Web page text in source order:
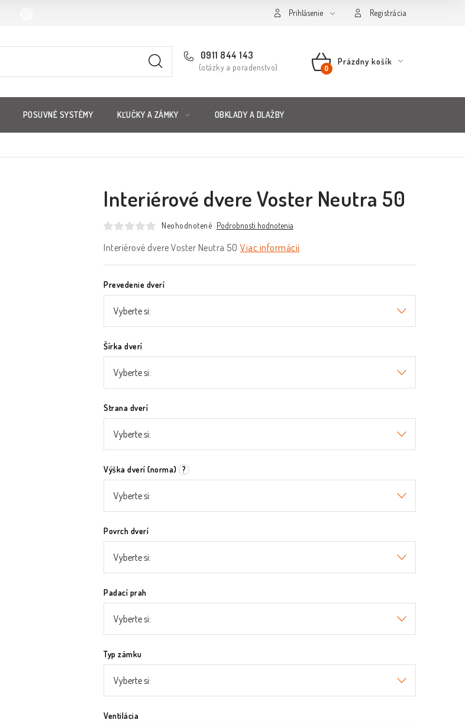
Prihlásenie Registrácia
0911 844 143
(otázky a poradenstvo)
NÁKUPNÝ
Prázdny košík
POSUVNÉ SYSTÉMY KĽUČKY A ZÁMKY OBKLADY A DLAŽBY
Interiérové dvere Voster Neutra 50
Neohodnotené Podrobnosti hodnotenia
Interiérové dvere Voster Neutra 50 Viac informácií
Prevedenie dverí
Šírka dverí
Strana dverí
Výška dverí (norma) ?
Povrch dverí
Padací prah
Typ zámku
Ventilácia